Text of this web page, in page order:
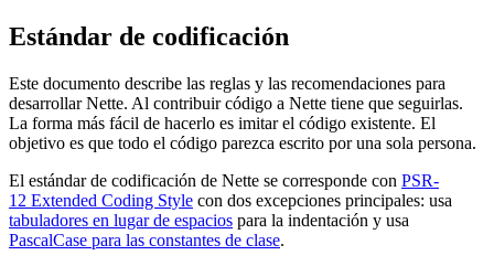
Estándar de codificación
Este documento describe las reglas y las recomendaciones para
desarrollar Nette. Al contribuir código a Nette tiene que seguirlas.
La forma más fácil de hacerlo es imitar el código existente. El
objetivo es que todo el código parezca escrito por una sola persona.
El estándar de codificación de Nette se corresponde con PSR-
12 Extended Coding Style con dos excepciones principales: usa
tabuladores en lugar de espacios para la indentación y usa
PascalCase para las constantes de clase.